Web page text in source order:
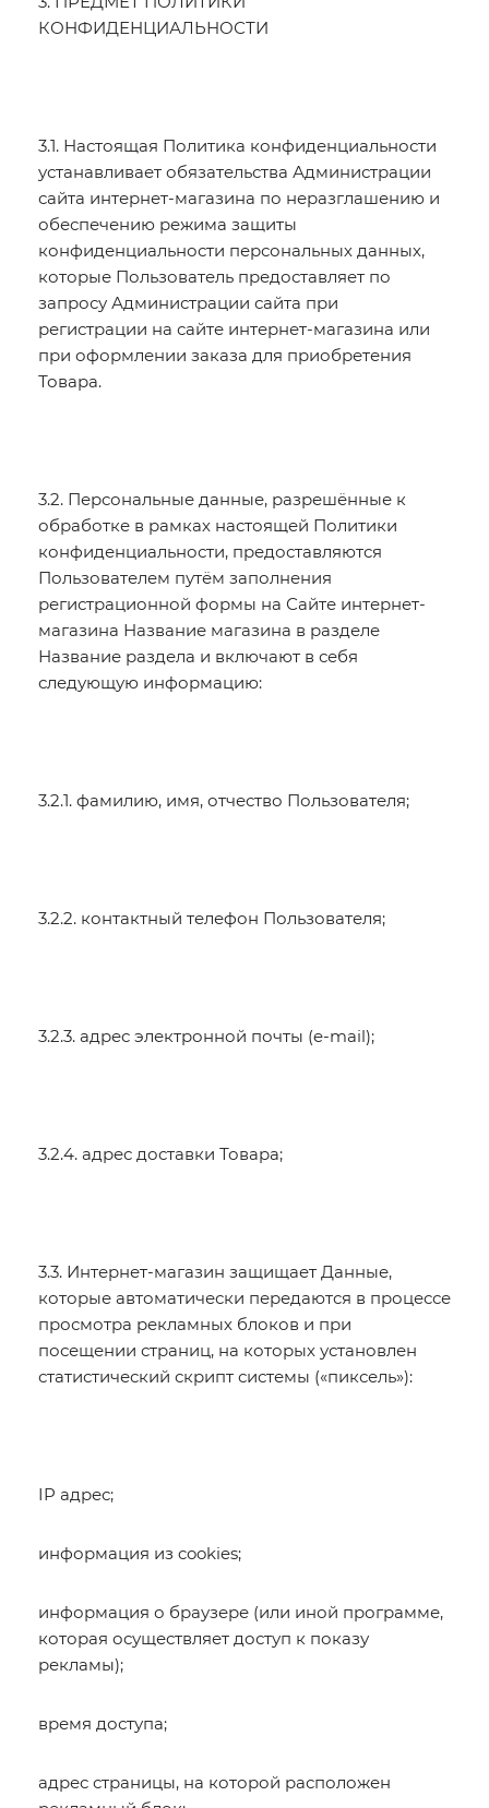
КОНФИДЕНЦИАЛЬНОСТИ
3.1. Настоящая Политика конфиденциальности
устанавливает обязательства Администрации
сайта интернет-магазина по неразглашению и
обеспечению режима защиты
конфиденциальности персональных данных,
которые Пользователь предоставляет по
запросу Администрации сайта при
регистрации на сайте интернет-магазина или
при оформлении заказа для приобретения
Товара.
3.2. Персональные данные, разрешённые к
обработке в рамках настоящей Политики
конфиденциальности, предоставляются
Пользователем путём заполнения
регистрационной формы на Сайте интернет-
магазина Название магазина в разделе
Название раздела и включают в себя
следующую информацию:
3.2.1. фамилию, имя, отчество Пользователя;
3.2.2. контактный телефон Пользователя;
3.2.3. адрес электронной почты (e-mail);
3.2.4. адрес доставки Товара;
3.3. Интернет-магазин защищает Данные,
которые автоматически передаются в процессе
просмотра рекламных блоков и при
посещении страниц, на которых установлен
статистический скрипт системы («пиксель»):
IP адрес;
информация из cookies;
информация о браузере (или иной программе,
которая осуществляет доступ к показу
рекламы);
время доступа;
адрес страницы, на которой расположен